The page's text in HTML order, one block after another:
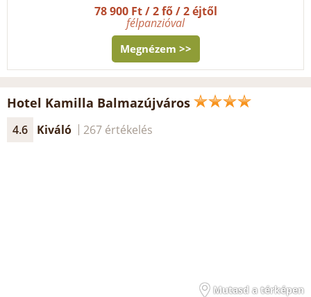
78 900 Ft / 2 fő / 2 éjtől
félpanzióval
Megnézem >>
Hotel Kamilla Balmazújváros
4.6 Kiváló 267 értékelés
Mutasd a térképen